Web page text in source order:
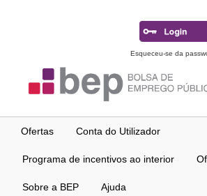
Esqueceu-se da
Ofertas Conta do Utilizador
Programa de incentivos ao interior
Sobre a BEP Ajuda